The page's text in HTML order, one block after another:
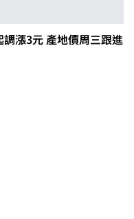
漲3元 產地價周三跟進